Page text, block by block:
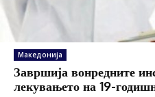
Македонија
Завршија вонредните
лекувањето на 19-